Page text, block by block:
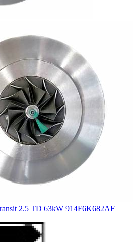
2.5 TD 63kW 914F6K682AF